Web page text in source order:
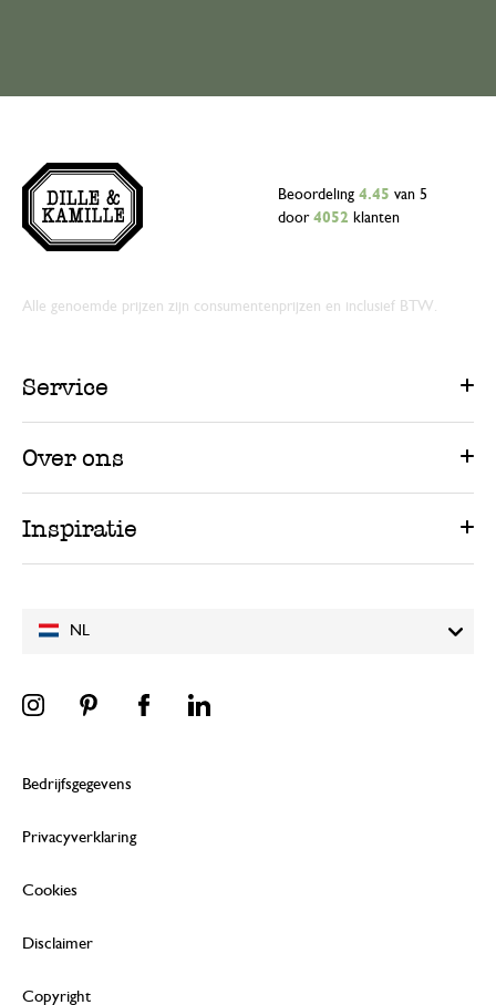
NL
Beoordeling 4.45 van 5
door 4052 klanten
Alle genoemde prijzen zijn consumentenprijzen en inclusief BTW.
Service
Over ons
Inspiratie
Bedrijfsgegevens
Privacyverklaring
Cookies
Disclaimer
Copyright